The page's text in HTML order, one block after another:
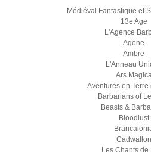
Médiéval Fantastique et
13e Age
L'Agence
Agone
Ambre
L'Anneau
Ars
Aventures en Terre
Barbarians of
Beasts &
Bloodlust
Cadwallon
Les Chants de